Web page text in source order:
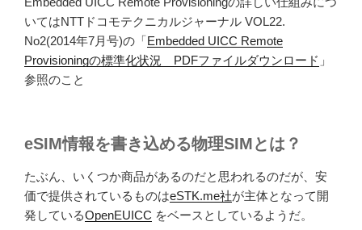
いてはNTTドコモテクニカルジャーナル VOL22.
No2(2014年7月号)の「Embedded UICC Remote
Provisioningの標準化状況 PDFファイルダウンロード 」
参照のこと
eSIM情報を書き込める物理SIMとは？
たぶん、いくつか商品があるのだと思われるのだが、安
価で提供されているものはeSTK.me社が主体となって開
発しているOpenEUICC をベースとしているようだ。